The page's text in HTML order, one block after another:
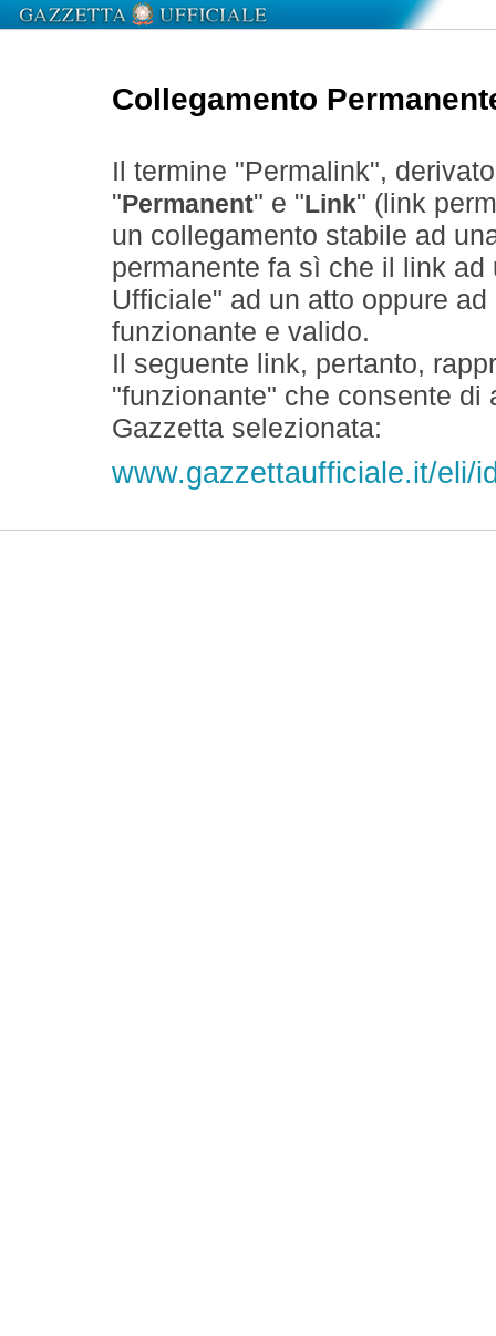
Collegamento
Il termine "Permalink",
" Permanent" e " Link" (link
un collegamento stabile ad
permanente fa sì che il link
Ufficiale" ad un atto oppure
funzionante e valido.
Il seguente link, pertanto,
"funzionante" che consente
Gazzetta selezionata:
www.gazzettaufficiale.it/eli/